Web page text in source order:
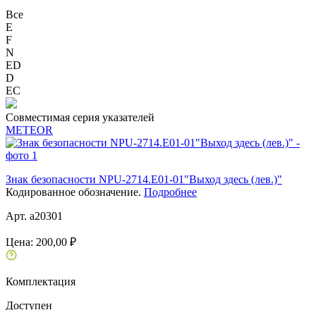
Все
E
F
N
ED
D
ЕС
Совместимая серия указателей
METEOR
Знак безопасности NPU-2714.E01-01"Выход здесь (лев.)"
Кодированное обозначение. Подробнее
Арт. a20301
Цена: 200,00 ₽
Комплектация
Доступен